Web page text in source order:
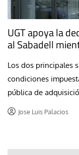
UGT apoya la
al Sabadell
Los dos principales
condiciones
pública de
Jose Luis Palacios